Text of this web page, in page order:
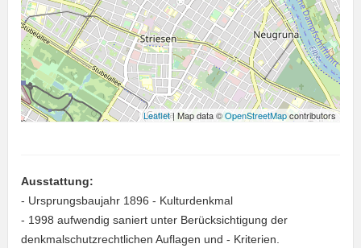
Leaflet| Map data ©OpenStreetMapcontributors
Ausstattung:
- Ursprungsbaujahr 1896 - Kulturdenkmal
- 1998 aufwendig saniert unter Berücksichtigung der
denkmalschutzrechtlichen Auflagen und - Kriterien.